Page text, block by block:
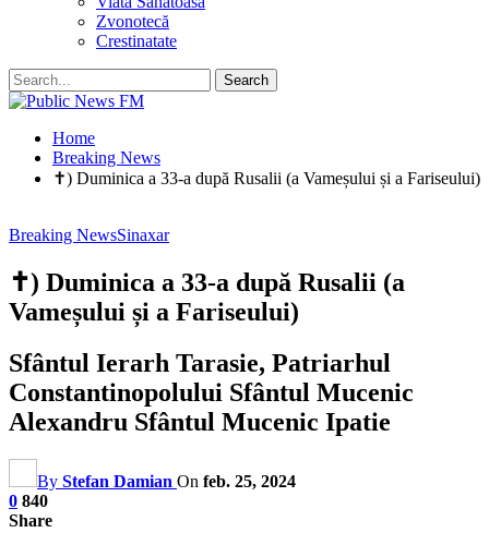
Zvonotecă
Crestinatate
Home
Breaking News
✝) Duminica a 33-a după Rusalii (a Vameșului și a Fariseului)
Breaking NewsSinaxar
✝) Duminica a 33-a după Rusalii (a
Vameșului și a Fariseului)
Sfântul Ierarh Tarasie, Patriarhul
Constantinopolului Sfântul Mucenic
Alexandru Sfântul Mucenic Ipatie
By Stefan Damian On feb. 25, 2024
0 840
Share